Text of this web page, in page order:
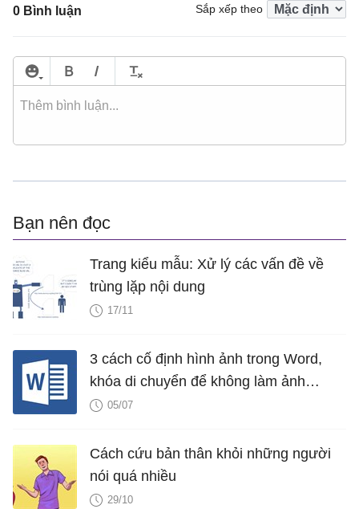
0 Bình luận Sắp xếp theo
Bạn nên đọc
Trang kiểu mẫu: Xử lý các vấn đề về
trùng lặp nội dung
17/11
3 cách cố định hình ảnh trong Word,
khóa di chuyển để không làm ảnh
hưởng bố cục
05/07
Cách cứu bản thân khỏi những người
nói quá nhiều
29/10